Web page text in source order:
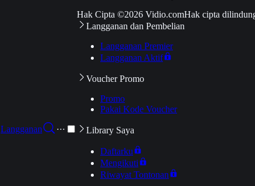
Langganan
···
Hak Cipta ©2026 Vidio.comHak cipta
Langganan dan Pembelian
Langganan Premier
Langganan Aktif
Voucher Promo
Promo
Pakai Kode Voucher
Library Saya
Daftarku
Mengikuti
Riwayat Tontonan